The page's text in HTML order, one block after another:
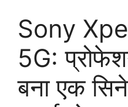
Sony
5G:
बना एक